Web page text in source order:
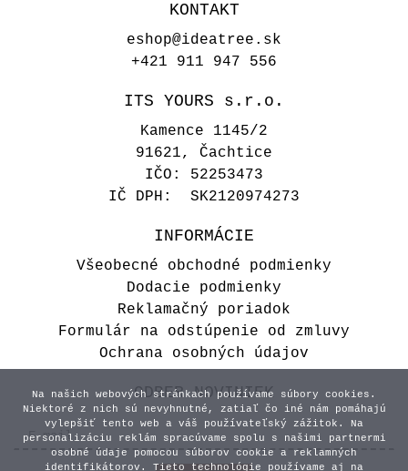
KONTAKT
eshop@ideatree.sk
+421 911 947 556
ITS YOURS s.r.o.
Kamence 1145/2
91621, Čachtice
IČO: 52253473
IČ DPH: SK2120974273
INFORMÁCIE
Všeobecné obchodné podmienky
Dodacie podmienky
Reklamačný poriadok
Formulár na odstúpenie od zmluvy
Ochrana osobných údajov
ODBER NOVINIEK
Na našich webových stránkach používame súbory cookies.
Niektoré z nich sú nevyhnutné, zatiaľ čo iné nám pomáhajú
vylepšiť tento web a váš používateľský zážitok. Na
personalizáciu reklám spracúvame spolu s našimi partnermi
osobné údaje pomocou súborov cookie a reklamných
identifikátorov. Tieto technológie používame aj na